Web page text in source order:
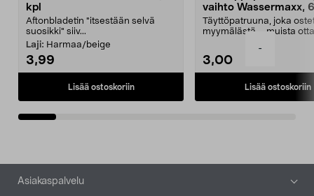
-
kpl
Aftonbladetin "itsestään selvä
suosikki" siiv...
Laji: Harmaa/beige
3,99
Lisää ostoskoriin
vaihto Wassermaxx,
Täyttöpatruuna, joka
myymälästä – muista
3,00
Lisää ostoskoriin
Alatunniste
Asiakaspalvelu